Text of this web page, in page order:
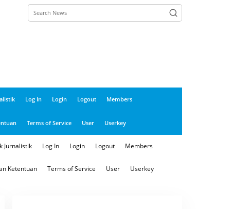
Log In Login Logout Members
Terms of Service User Userkey
Jurnalistik Log In Login Logout Members
Ketentuan Terms of Service User Userkey